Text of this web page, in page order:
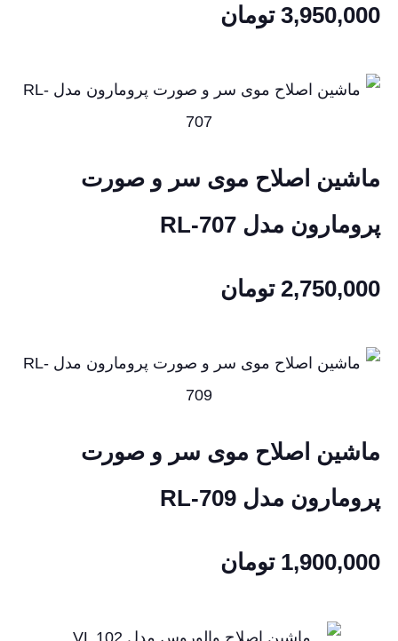
3,950,000 تومان
ماشین اصلاح موی سر و صورت
پرومارون مدل RL-707
2,750,000 تومان
ماشین اصلاح موی سر و صورت
پرومارون مدل RL-709
1,900,000 تومان